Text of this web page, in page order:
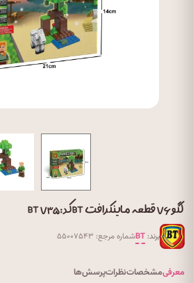
لگو ۷۶ قطعه ماینکرافت BT کد: BT ۷۳۵
برند: BTشماره مرجع: ۵۵۰۰۷۵۴۳
معرفیمشخصاتنظراتپرسش‌ها